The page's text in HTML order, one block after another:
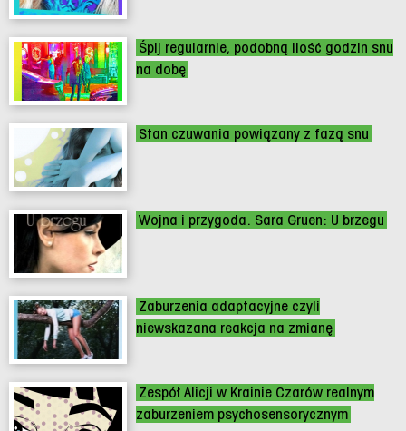
Śpij regularnie, podobną ilość godzin snu
na dobę
Stan czuwania powiązany z fazą snu
Wojna i przygoda. Sara Gruen: U brzegu
Zaburzenia adaptacyjne czyli
niewskazana reakcja na zmianę
Zespół Alicji w Krainie Czarów realnym
zaburzeniem psychosensorycznym